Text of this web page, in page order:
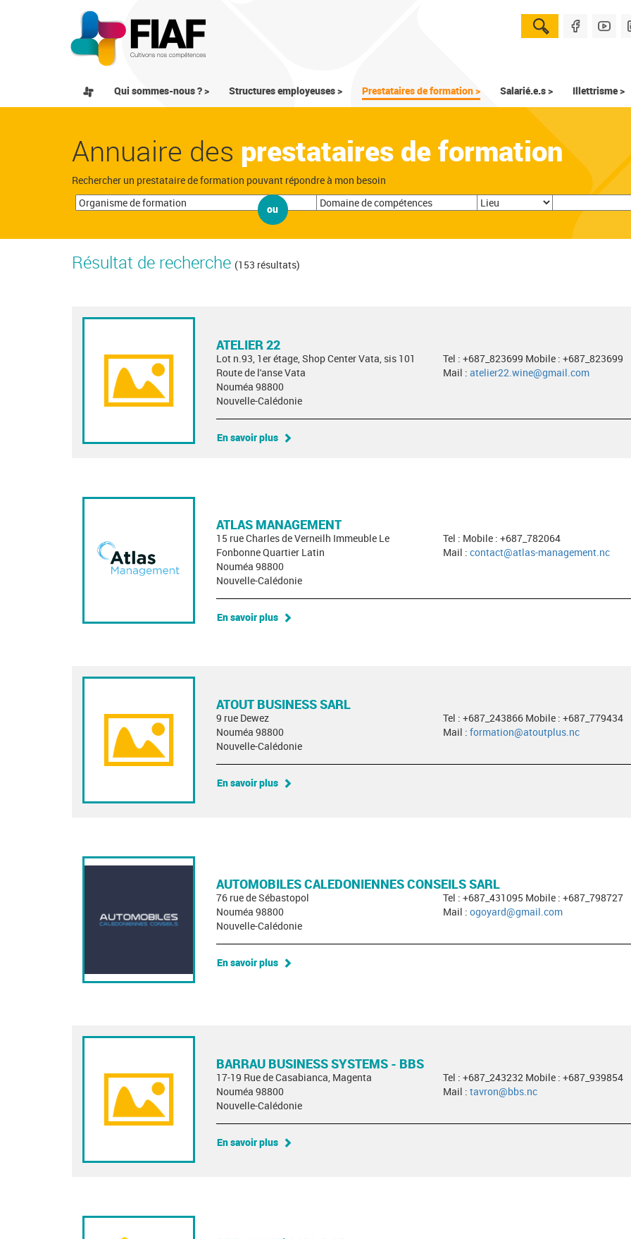
Qui sommes-nous ? > Structures employeuses > Prestataires de formation > Salarié.e.s > Illettrisme >
Annuaire des prestataires de formation
Rechercher un prestataire de formation pouvant répondre à mon besoin
ou
Résultat de recherche (153 résultats)
ATELIER 22
Lot n.93, 1er étage, Shop Center Vata, sis 101
Route de l'anse Vata
Nouméa 98800
Nouvelle-Calédonie
Tel : +687_823699 Mobile : +687_823699
Mail : atelier22.wine@gmail.com
En savoir plus
ATLAS MANAGEMENT
15 rue Charles de Verneilh Immeuble Le
Fonbonne Quartier Latin
Nouméa 98800
Nouvelle-Calédonie
Tel : Mobile : +687_782064
Mail : contact@atlas-management.nc
En savoir plus
ATOUT BUSINESS SARL
9 rue Dewez
Nouméa 98800
Nouvelle-Calédonie
Tel : +687_243866 Mobile : +687_779434
Mail : formation@atoutplus.nc
En savoir plus
AUTOMOBILES CALEDONIENNES CONSEILS SARL
76 rue de Sébastopol
Nouméa 98800
Nouvelle-Calédonie
Tel : +687_431095 Mobile : +687_798727
Mail : ogoyard@gmail.com
En savoir plus
BARRAU BUSINESS SYSTEMS - BBS
17-19 Rue de Casabianca, Magenta
Nouméa 98800
Nouvelle-Calédonie
Tel : +687_243232 Mobile : +687_939854
Mail : tavron@bbs.nc
En savoir plus